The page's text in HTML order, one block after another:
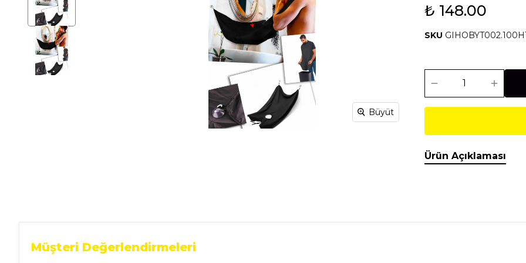
Ev Gereçleri
Malzemeleri
Isıtma Soğutma Makineler
Temel İnşaat
Malzemeleri
Tesisat
Malzemeleri
Büyüt
₺ 148.00
SKU
Ürün Açıklaması
Müşteri Değerlendirmeleri